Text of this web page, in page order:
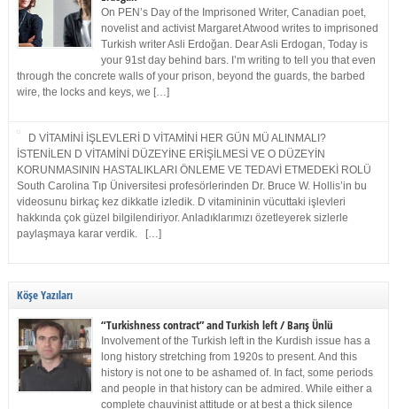
On PEN’s Day of the Imprisoned Writer, Canadian poet,
novelist and activist Margaret Atwood writes to imprisoned
Turkish writer Asli Erdoğan. Dear Asli Erdogan, Today is
your 91st day behind bars. I’m writing to tell you that even
through the concrete walls of your prison, beyond the guards, the barbed
wire, the locks and keys, we […]
D VİTAMİNİ İŞLEVLERİ D VİTAMİNİ HER GÜN MÜ ALINMALI?
İSTENİLEN D VİTAMİNİ DÜZEYİNE ERİŞİLMESİ VE O DÜZEYİN
KORUNMASININ HASTALIKLARI ÖNLEME VE TEDAVİ ETMEDEKİ ROLÜ
South Carolina Tıp Üniversitesi profesörlerinden Dr. Bruce W. Hollis’in bu
videosunu birkaç kez dikkatle izledik. D vitamininin vücuttaki işlevleri
hakkında çok güzel bilgilendiriyor. Anladıklarımızı özetleyerek sizlerle
paylaşmaya karar verdik. […]
Köşe Yazıları
“Turkishness contract” and Turkish left / Barış Ünlü
Involvement of the Turkish left in the Kurdish issue has a
long history stretching from 1920s to present. And this
history is not one to be ashamed of. In fact, some periods
and people in that history can be admired. While either a
complete chauvinist attitude or at best a thick silence